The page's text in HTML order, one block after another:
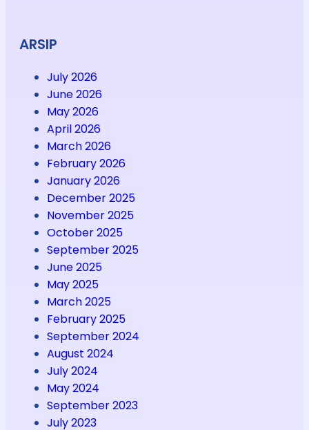
ARSIP
July 2026
June 2026
May 2026
April 2026
March 2026
February 2026
January 2026
December 2025
November 2025
October 2025
September 2025
June 2025
May 2025
March 2025
February 2025
September 2024
August 2024
July 2024
May 2024
September 2023
July 2023